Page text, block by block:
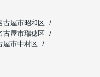
古屋市昭和区
古屋市瑞穂区
屋市中村区